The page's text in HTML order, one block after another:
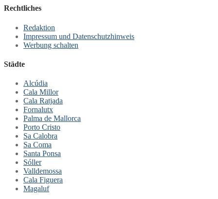
Rechtliches
Redaktion
Impressum und Datenschutzhinweis
Werbung schalten
Städte
Alcúdia
Cala Millor
Cala Ratjada
Fornalutx
Palma de Mallorca
Porto Cristo
Sa Calobra
Sa Coma
Santa Ponsa
Sóller
Valldemossa
Cala Figuera
Magaluf